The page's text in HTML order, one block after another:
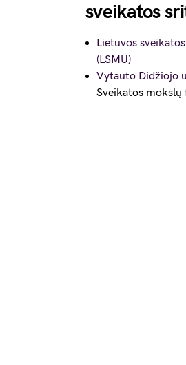
sveikatos
Lietuvos
(LSMU)
Vytauto Didžiojo
Sveikatos mokslų